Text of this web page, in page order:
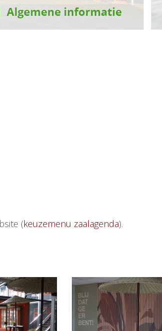
(keuzemenu zaalagenda).